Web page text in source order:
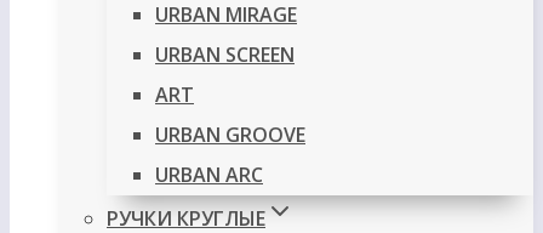
URBAN MIRAGE
URBAN SCREEN
ART
URBAN GROOVE
URBAN ARC
РУЧКИ КРУГЛЫЕ